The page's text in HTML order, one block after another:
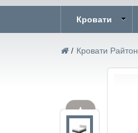
Кровати
/ Кровати Райтон
▲